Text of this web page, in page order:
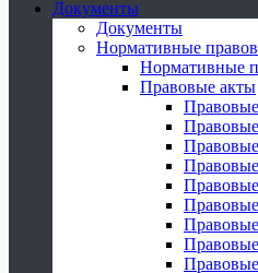
Документы
Документы
Нормативные
Нормативные
Правовые акты